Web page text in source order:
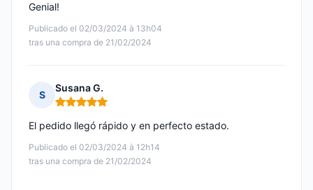
Publicado el 02/03/2024 à 13h04
tras una compra de 21/02/2024
Genial!
S
Susana G.
Nota: 5 de 5
Publicado el 02/03/2024 à 12h14
tras una compra de 21/02/2024
El pedido llegó rápido y en perfecto estado.